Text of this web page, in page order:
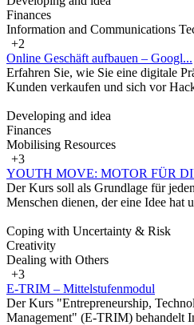
Finances
Information and Communications
+2
Online Geschäft aufbauen – Googl...
Erfahren Sie, wie Sie eine digitale
Kunden verkaufen und sich vor
Developing and idea
Finances
Mobilising Resources
+3
YOUTH MOVE: MOTOR FÜR
Der Kurs soll als Grundlage für
Menschen dienen, der eine Idee hat
Coping with Uncertainty & Risk
Creativity
Dealing with Others
+3
E-TRIM – Mittelstufenmodul
Der Kurs "Entrepreneurship,
Management" (E-TRIM) behandelt